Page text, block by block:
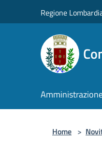
Regione
Home >